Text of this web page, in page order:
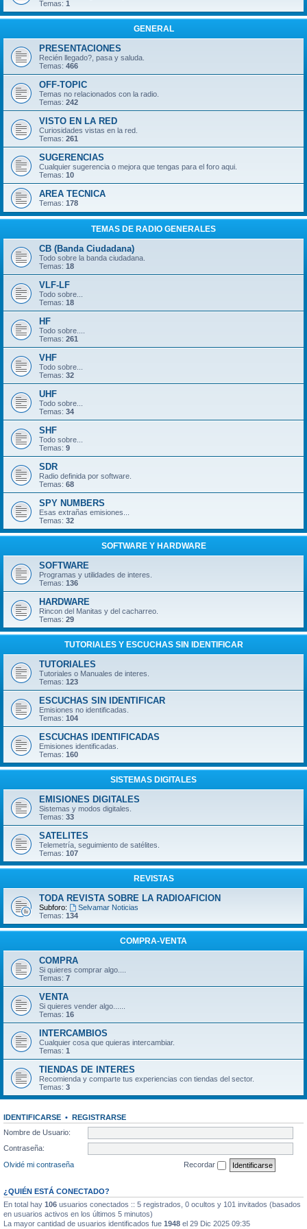
Temas: 1
GENERAL
PRESENTACIONES
Recién llegado?, pasa y saluda.
Temas: 466
OFF-TOPIC
Temas no relacionados con la radio.
Temas: 242
VISTO EN LA RED
Curiosidades vistas en la red.
Temas: 261
SUGERENCIAS
Cualquier sugerencia o mejora que tengas para el foro aqui.
Temas: 10
AREA TECNICA
Temas: 178
TEMAS DE RADIO GENERALES
CB (Banda Ciudadana)
Todo sobre la banda ciudadana.
Temas: 18
VLF-LF
Todo sobre...
Temas: 18
HF
Todo sobre....
Temas: 261
VHF
Todo sobre...
Temas: 32
UHF
Todo sobre...
Temas: 34
SHF
Todo sobre...
Temas: 9
SDR
Radio definida por software.
Temas: 68
SPY NUMBERS
Esas extrañas emisiones...
Temas: 32
SOFTWARE Y HARDWARE
SOFTWARE
Programas y utilidades de interes.
Temas: 136
HARDWARE
Rincon del Manitas y del cacharreo.
Temas: 29
TUTORIALES Y ESCUCHAS SIN IDENTIFICAR
TUTORIALES
Tutoriales o Manuales de interes.
Temas: 123
ESCUCHAS SIN IDENTIFICAR
Emisiones no identificadas.
Temas: 104
ESCUCHAS IDENTIFICADAS
Emisiones identificadas.
Temas: 160
SISTEMAS DIGITALES
EMISIONES DIGITALES
Sistemas y modos digitales.
Temas: 33
SATELITES
Telemetría, seguimiento de satélites.
Temas: 107
REVISTAS
TODA REVISTA SOBRE LA RADIOAFICION
Subforo:
Selvamar Noticias
Temas: 134
COMPRA-VENTA
COMPRA
Si quieres comprar algo....
Temas: 7
VENTA
Si quieres vender algo......
Temas: 16
INTERCAMBIOS
Cualquier cosa que quieras intercambiar.
Temas: 1
TIENDAS DE INTERES
Recomienda y comparte tus experiencias con tiendas del sector.
Temas: 3
IDENTIFICARSE •
REGISTRARSE
Nombre de Usuario:
Contraseña:
Olvidé mi contraseña
Recordar
¿QUIÉN ESTÁ CONECTADO?
En total hay 106 usuarios conectados :: 5 registrados, 0 ocultos y 101 invitados (basados
en usuarios activos en los últimos 5 minutos)
La mayor cantidad de usuarios identificados fue 1948 el 29 Dic 2025 09:35